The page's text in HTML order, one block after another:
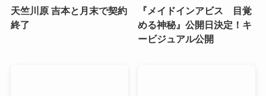
天竺川原 吉本と月末で契約
終了
『メイドインアビス 目覚
める神秘』公開日決定！キ
ービジュアル公開